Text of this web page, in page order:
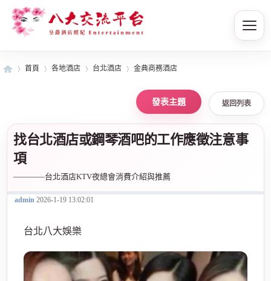
首頁 各地酒店 台北酒店 金典商務酒店
返回列表
找台北酒店或鋼琴酒吧的工作應徵注意事
項
————台北酒店KTV夜總會消費介紹與推薦
admin 2026-1-19 13:02:01
台北八大娛樂